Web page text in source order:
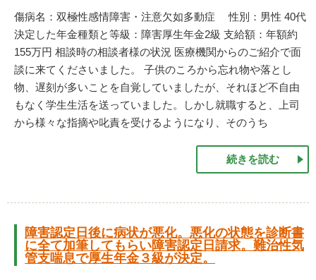
傷病名：双極性感情障害・注意欠如多動症 性別：男性 40代
決定した年金種類と等級：障害厚生年金2級 支給額：年額約
155万円 相談時の相談者様の状況 医療機関からのご紹介で面
談に来てくださいました。 子供のころから忘れ物や落とし
物、遅刻が多いことを自覚していましたが、それほど不自由
もなく学生生活を送っていました。しかし就職すると、上司
から様々な指摘や叱責を受けるようになり、そのうち
続きを読む
障害認定日後に病状が悪化。悪化の状態を診断書
に全て加筆してもらい障害認定日請求。難治性気
管支喘息で厚生年金３級が決定。